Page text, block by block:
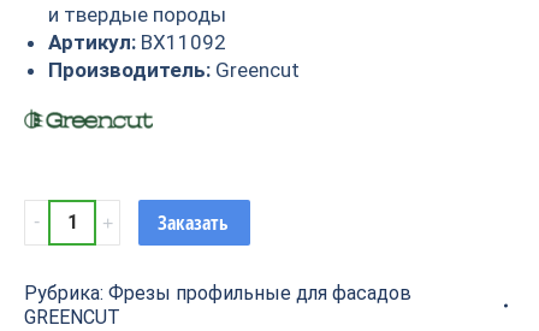
и твердые породы
Артикул: BX11092
Производитель: Greencut
Фреза
профильная
фасадов
D25xH20xL75
Заказать
Рубрика: Фрезы профильные для фасадов
GREENCUT